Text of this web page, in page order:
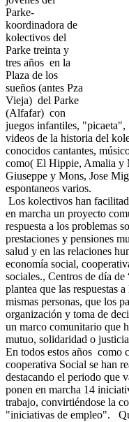
Parke-
koordinadora de
kolectivos del
Parke treinta y
tres años en la
Plaza de los
sueños (antes Pza
Vieja) del Parke
(Alfafar) con
juegos infantiles,
videos de la historia del
conocidos cantantes,
como( El Hippie, Amalia y
Giuseppe y Mons, Jose
espontaneos varios.
Los kolectivos han
en marcha un proyecto
respuesta a los problemas
prestaciones y pensiones
salud y en las relaciones
economía social,
sociales., Centros de día
plantea que las respuestas
mismas personas, que los
organización y toma de
un marco comunitario que
mutuo, solidaridad o
En todos estos años como
cooperativa Social se han
destacando el periodo que
ponen en marcha 14
trabajo, convirtiéndose la
"iniciativas de empleo".